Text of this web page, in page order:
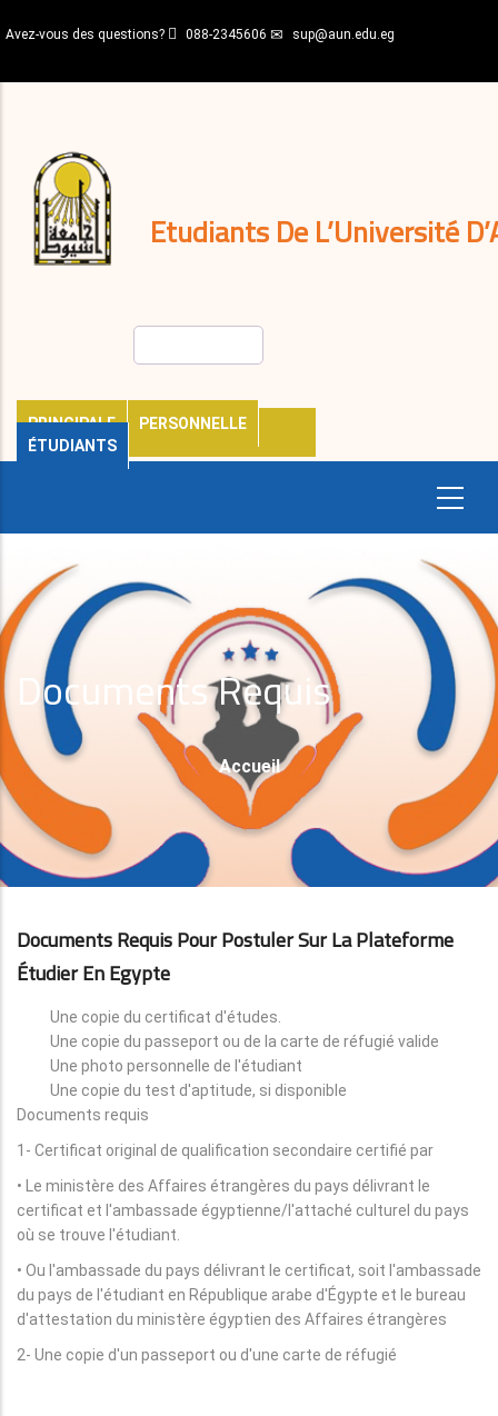
au
principal
Avez-vous des questions? 088-2345606 sup@aun.edu.eg
Etudiants De L’Université
PRINCIPALE
PERSONNELLE
ÉTUDIANTS
décisions
Expatriés
Journal
Documents Requis
Fil
D'Ariane
Accueil
Documents Requis Pour Postuler Sur La Plateforme
Étudier En Egypte
Une copie du certificat d'études.
Une copie du passeport ou de la carte de réfugié valide
Une photo personnelle de l'étudiant
Une copie du test d'aptitude, si disponible
Documents requis
1- Certificat original de qualification secondaire certifié par
• Le ministère des Affaires étrangères du pays délivrant le
certificat et l'ambassade égyptienne/l'attaché culturel du pays
où se trouve l'étudiant.
• Ou l'ambassade du pays délivrant le certificat, soit l'ambassade
du pays de l'étudiant en République arabe d'Égypte et le bureau
d'attestation du ministère égyptien des Affaires étrangères
2- Une copie d'un passeport ou d'une carte de réfugié